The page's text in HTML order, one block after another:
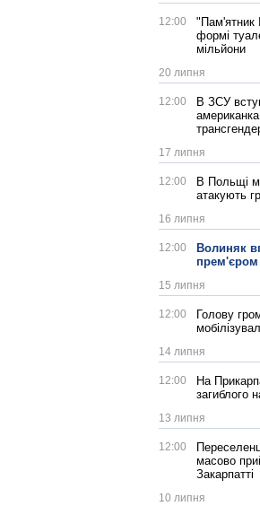
12:00
"Пам'ятник
формі
мільйони
20 липня
12:00
В ЗСУ
17 липня
12:00
В Польщі
атакують
16 липня
12:00
Волиняк
прем'єром
15 липня
12:00
Голову
14 липня
12:00
На
загиблого
13 липня
12:00
масово
Закарпатті
10 липня